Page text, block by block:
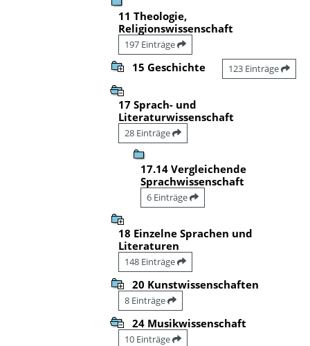
11 Theologie,
Religionswissenschaft
197 Einträge
15 Geschichte 123 Einträge
17 Sprach- und
Literaturwissenschaft
28 Einträge
17.14 Vergleichende
Sprachwissenschaft
6 Einträge
18 Einzelne Sprachen und
Literaturen
148 Einträge
20 Kunstwissenschaften
8 Einträge
24 Musikwissenschaft
10 Einträge